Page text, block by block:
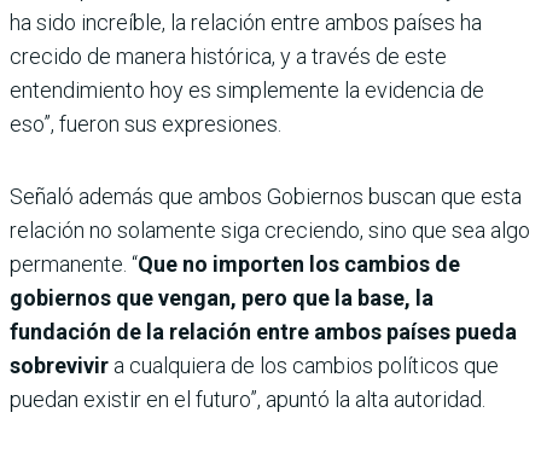
ha sido increíble, la relación entre ambos países ha
crecido de manera histórica, y a través de este
entendimiento hoy es simplemente la evidencia de
eso”, fueron sus expresiones.
Señaló además que ambos Gobiernos buscan que esta
relación no solamente siga creciendo, sino que sea algo
permanente. “Que no importen los cambios de
gobiernos que vengan, pero que la base, la
fundación de la relación entre ambos países pueda
sobrevivir a cualquiera de los cambios políticos que
puedan existir en el futuro”, apuntó la alta autoridad.